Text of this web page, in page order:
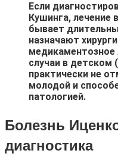
Если
Кушинга, лечение
бывает
назначают
медикаментозное
случаи в детском
практически не
молодой и
патологией.
Болезнь
диагностика